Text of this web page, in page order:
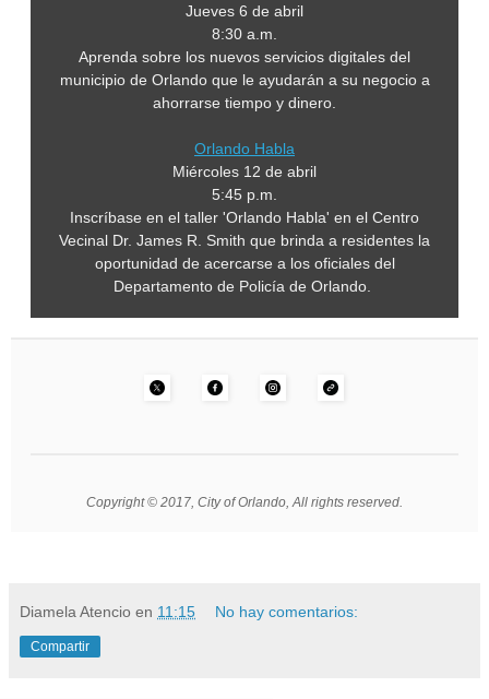
Jueves 6 de abril
8:30 a.m.
Aprenda sobre los nuevos servicios digitales del
municipio de Orlando que le ayudarán a su negocio a
ahorrarse tiempo y dinero.
Orlando Habla
Miércoles 12 de abril
5:45 p.m.
Inscríbase en el taller 'Orlando Habla' en el Centro
Vecinal Dr. James R. Smith que brinda a residentes la
oportunidad de acercarse a los oficiales del
Departamento de Policía de Orlando.
Copyright © 2017, City of Orlando, All rights reserved.
Diamela Atencio en 11:15 No hay comentarios:
Compartir